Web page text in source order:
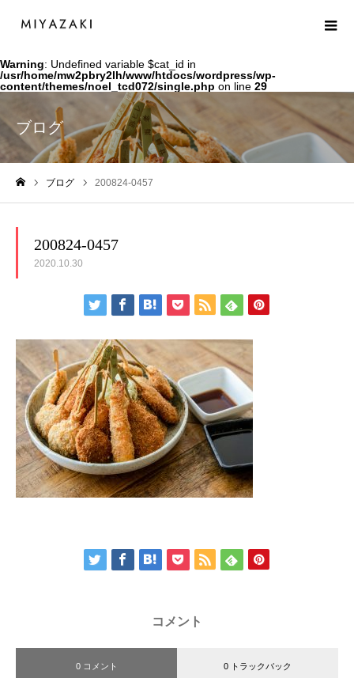
Warning: Undefined variable $cat_id in
/usr/home/mw2pbry2lh/www/htdocs/wordpress/wp-
content/themes/noel_tcd072/single.php on line 29
ブログ
ブログ 200824-0457
200824-0457
2020.10.30
コメント
0 コメント 0 トラックバック